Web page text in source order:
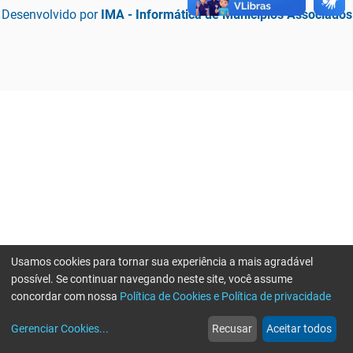
Desenvolvido por IMA - Informática de Municípios Associados
web
Notícias
more_horiz
Mais
Usamos cookies para tornar sua experiência a mais agradável
possível. Se continuar navegando neste site, você assume
concordar com nossa Política de Cookies e Política de privacidade
Gerenciar Cookies... Recusar Aceitar todos
Erro ao enviar informações, por favor tente novamente